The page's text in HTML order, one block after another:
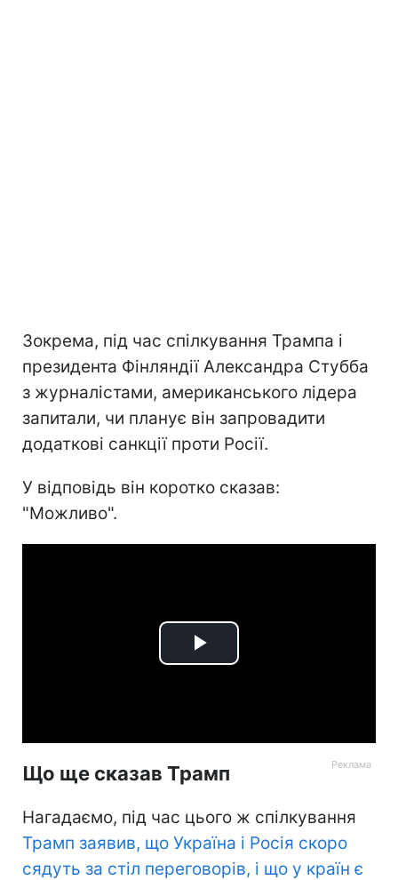
Зокрема, під час спілкування Трампа і
президента Фінляндії Александра Стубба
з журналістами, американського лідера
запитали, чи планує він запровадити
додаткові санкції проти Росії.
У відповідь він коротко сказав:
"Можливо".
Play
Що ще сказав Трамп
Нагадаємо, під час цього ж спілкування
Трамп заявив, що Україна і Росія скоро
сядуть за стіл переговорів, і що у країн є